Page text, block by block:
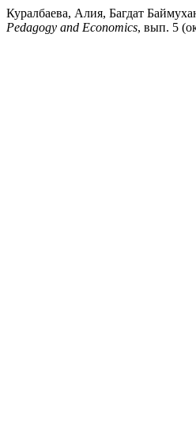
Куралбаева, Алия, Багдат
Pedagogy and Economics, вып. 5